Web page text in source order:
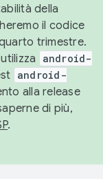
della
il codice
trimestre.
android-
android-
alla release
di più,
.